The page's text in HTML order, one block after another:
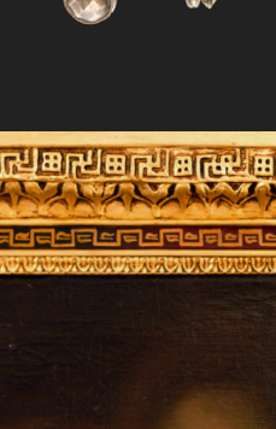
Explorează